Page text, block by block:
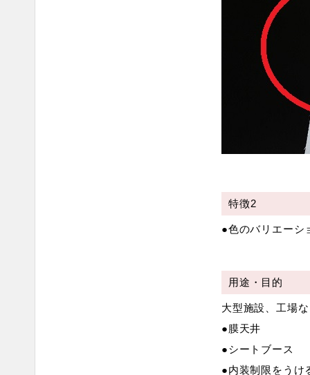
特徴2
●色のバリエーシ
用途・目的
大型施設、工場
●膜天井
●シートブース
●内装制限をうけ